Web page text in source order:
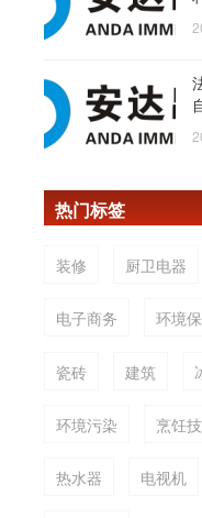
热门标签
装修 厨卫电器
电子商务 环境
瓷砖 建筑
环境污染 烹饪
热水器 电视机